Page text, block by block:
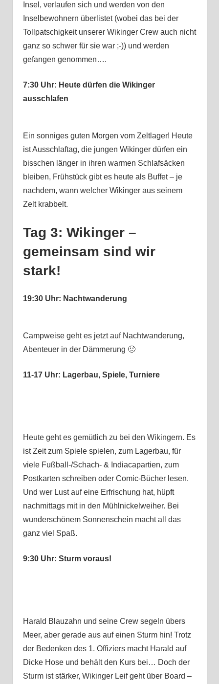
Insel, verlaufen sich und werden von den
Inselbewohnern überlistet (wobei das bei der
Tollpatschigkeit unserer Wikinger Crew auch nicht
ganz so schwer für sie war ;-)) und werden
gefangen genommen….
7:30 Uhr: Heute dürfen die Wikinger
ausschlafen
Ein sonniges guten Morgen vom Zeltlager! Heute
ist Ausschlaftag, die jungen Wikinger dürfen ein
bisschen länger in ihren warmen Schlafsäcken
bleiben, Frühstück gibt es heute als Buffet – je
nachdem, wann welcher Wikinger aus seinem
Zelt krabbelt.
Tag 3: Wikinger –
gemeinsam sind wir
stark!
19:30 Uhr: Nachtwanderung
Campweise geht es jetzt auf Nachtwanderung,
Abenteuer in der Dämmerung 🙂
11-17 Uhr: Lagerbau, Spiele, Turniere
Heute geht es gemütlich zu bei den Wikingern. Es
ist Zeit zum Spiele spielen, zum Lagerbau, für
viele Fußball-/Schach- & Indiacapartien, zum
Postkarten schreiben oder Comic-Bücher lesen.
Und wer Lust auf eine Erfrischung hat, hüpft
nachmittags mit in den Mühlnickelweiher. Bei
wunderschönem Sonnenschein macht all das
ganz viel Spaß.
9:30 Uhr: Sturm voraus!
Harald Blauzahn und seine Crew segeln übers
Meer, aber gerade aus auf einen Sturm hin! Trotz
der Bedenken des 1. Offiziers macht Harald auf
Dicke Hose und behält den Kurs bei… Doch der
Sturm ist stärker, Wikinger Leif geht über Board –